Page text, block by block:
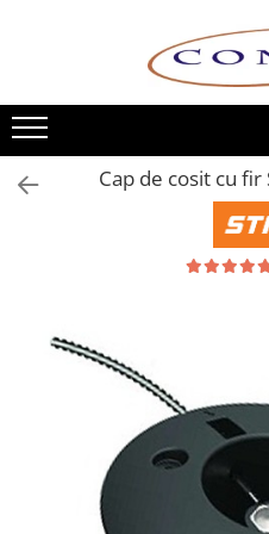
Toate Produsele
Casa si Gradina
Utilaje pentru gradina si
Atomizoare si Pulverizatoare
Drujbe si fierastraie cu lant
Masini de tuns iarba si accesorii
Motocoase si accesorii
Motosape si Motocultoare
Motoburghie
Masini de batut stalpi
Cap de cosit cu